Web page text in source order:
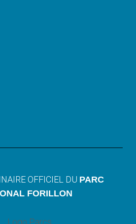
OFFICIEL DU PARC
FORILLON